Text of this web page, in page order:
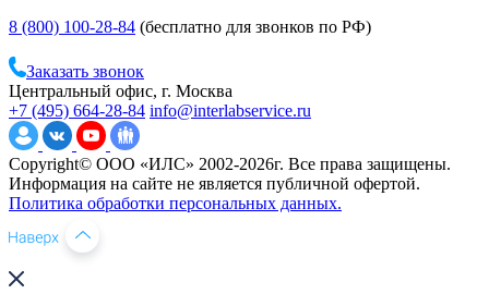
8 (800) 100-28-84 (бесплатно для звонков по РФ)
Заказать звонок
Центральный офис, г. Москва
+7 (495) 664-28-84 info@interlabservice.ru
Copyright© ООО «ИЛС» 2002-2026г. Все права защищены.
Информация на сайте не является публичной офертой.
Политика обработки персональных данных.